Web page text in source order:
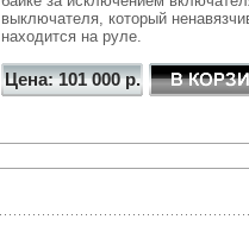
выключателя, который
находится на руле.
Цена: 101 000 р.